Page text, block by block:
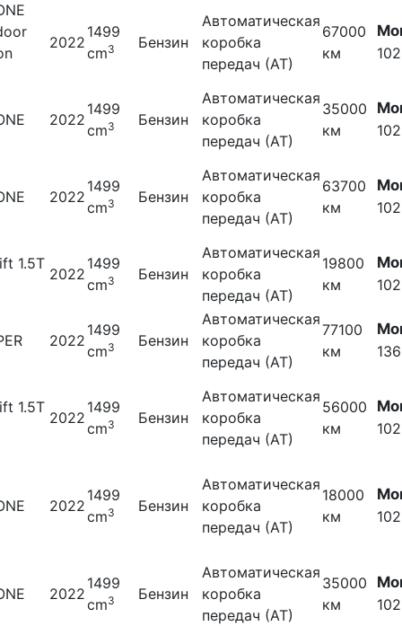
2022
1499
cm3 Бензин
Автоматическая
коробка
передач (АТ)
67000
км
2022
1499
cm3 Бензин
Автоматическая
коробка
передач (АТ)
35000
км
2022
1499
cm3 Бензин
Автоматическая
коробка
передач (АТ)
63700
км
1.5T
2022
1499
cm3 Бензин
Автоматическая
коробка
передач (АТ)
19800
км
2022
1499
cm3 Бензин
Автоматическая
коробка
передач (АТ)
77100
км
1.5T
2022
1499
cm3 Бензин
Автоматическая
коробка
передач (АТ)
56000
км
2022
1499
cm3 Бензин
Автоматическая
коробка
передач (АТ)
18000
км
2022
1499
cm3 Бензин
Автоматическая
коробка
передач (АТ)
35000
км